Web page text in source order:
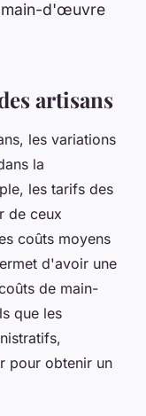
main-d'œuvre
artisans
les variations
la
les tarifs des
de ceux
coûts moyens
d'avoir une
de main-
que les
pour obtenir un